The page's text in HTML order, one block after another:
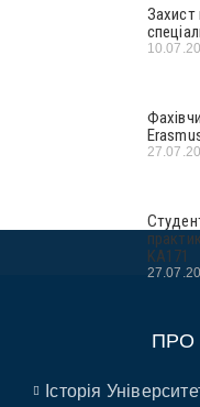
Захист
KA171
ПРО
Історія